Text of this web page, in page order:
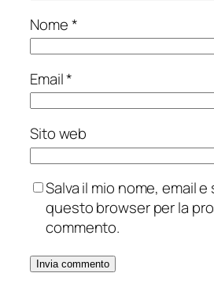
Nome*
Email*
Sito web
Salva il mio nome, email
questo browser per la
commento.